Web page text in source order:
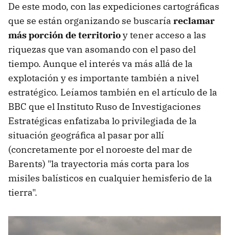
De este modo, con las expediciones cartográficas
que se están organizando se buscaría reclamar
más porción de territorioy tener acceso a las
riquezas que van asomando con el paso del
tiempo. Aunque el interés va más allá de la
explotación y es importante también a nivel
estratégico. Leíamos también en el artículo de la
BBC que el Instituto Ruso de Investigaciones
Estratégicas enfatizaba lo privilegiada de la
situación geográfica al pasar por allí
(concretamente por el noroeste del mar de
Barents) "la trayectoria más corta para los
misiles balísticos en cualquier hemisferio de la
tierra".